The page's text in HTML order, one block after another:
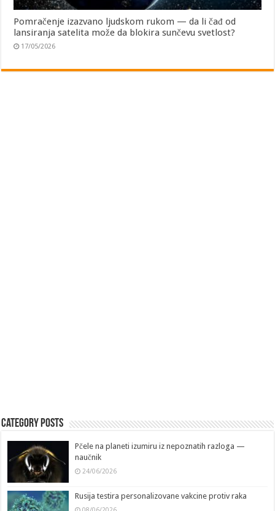
Pomračenje izazvano ljudskom rukom — da li čađ od
lansiranja satelita može da blokira sunčevu svetlost?
17/05/2026
Category Posts
Pčele na planeti izumiru iz nepoznatih razloga —
naučnik
24/06/2026
Rusija testira personalizovane vakcine protiv raka